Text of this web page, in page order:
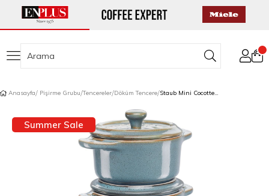
Anasayfa Pişirme Grubu Tencereler Döküm Tencere Staub Mini Cocotte Seramik Güveç Seti 4'lü Antik Turkuaz
Summer Sale